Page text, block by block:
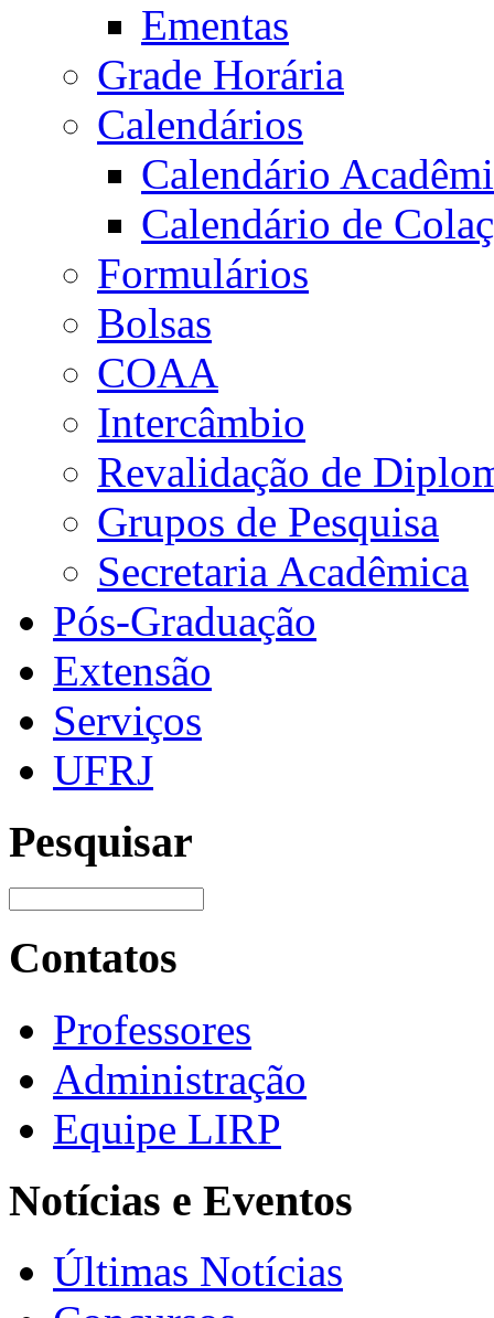
Ementas
Grade Horária
Calendários
Calendário
Calendário de
Formulários
Bolsas
COAA
Intercâmbio
Revalidação de
Grupos de Pesquisa
Secretaria Acadêmica
Pós-Graduação
Extensão
Serviços
UFRJ
Pesquisar
Contatos
Professores
Administração
Equipe LIRP
Notícias e Eventos
Últimas Notícias